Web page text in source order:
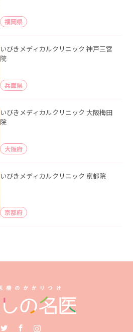
福岡県
いびきメディカルクリニック 神戸三宮
院
兵庫県
いびきメディカルクリニック 大阪梅田
院
大阪府
いびきメディカルクリニック 京都院
京都府